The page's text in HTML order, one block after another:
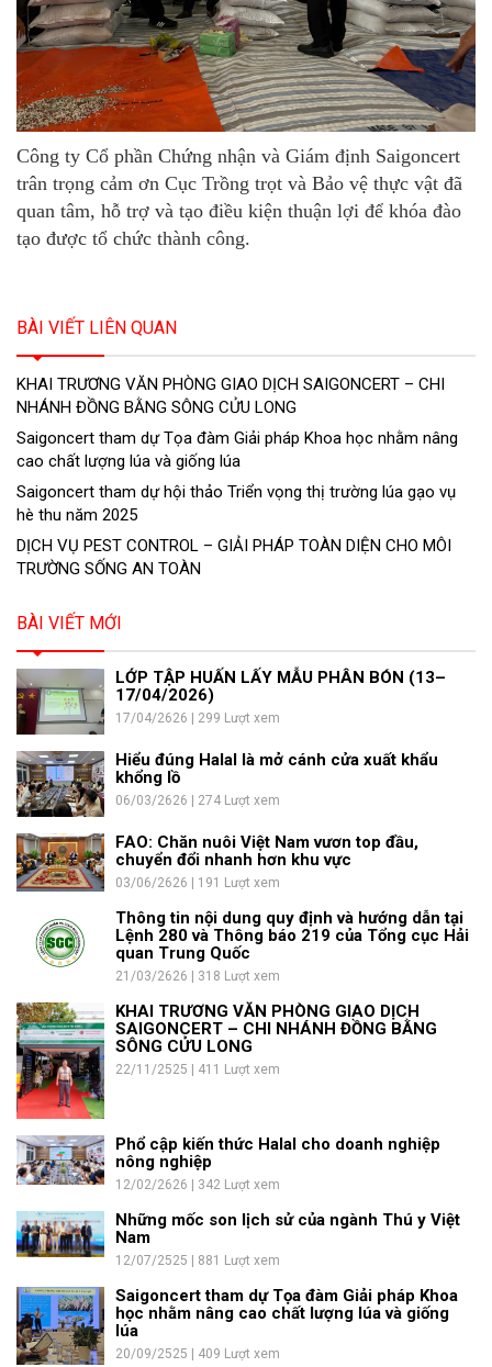
Công ty Cổ phần Chứng nhận và Giám định Saigoncert
trân trọng cảm ơn Cục Trồng trọt và Bảo vệ thực vật đã
quan tâm, hỗ trợ và tạo điều kiện thuận lợi để khóa đào
tạo được tổ chức thành công.
BÀI VIẾT LIÊN QUAN
KHAI TRƯƠNG VĂN PHÒNG GIAO DỊCH SAIGONCERT – CHI
NHÁNH ĐỒNG BẰNG SÔNG CỬU LONG
Saigoncert tham dự Tọa đàm Giải pháp Khoa học nhằm nâng
cao chất lượng lúa và giống lúa
Saigoncert tham dự hội thảo Triển vọng thị trường lúa gạo vụ
hè thu năm 2025
DỊCH VỤ PEST CONTROL – GIẢI PHÁP TOÀN DIỆN CHO MÔI
TRƯỜNG SỐNG AN TOÀN
BÀI VIẾT MỚI
LỚP TẬP HUẤN LẤY MẪU PHÂN BÓN (13–
17/04/2026)
17/04/2626 | 299 Lượt xem
Hiểu đúng Halal là mở cánh cửa xuất khẩu
khổng lồ
06/03/2626 | 274 Lượt xem
FAO: Chăn nuôi Việt Nam vươn top đầu,
chuyển đổi nhanh hơn khu vực
03/06/2626 | 191 Lượt xem
Thông tin nội dung quy định và hướng dẫn tại
Lệnh 280 và Thông báo 219 của Tổng cục Hải
quan Trung Quốc
21/03/2626 | 318 Lượt xem
KHAI TRƯƠNG VĂN PHÒNG GIAO DỊCH
SAIGONCERT – CHI NHÁNH ĐỒNG BẰNG
SÔNG CỬU LONG
22/11/2525 | 411 Lượt xem
Phổ cập kiến thức Halal cho doanh nghiệp
nông nghiệp
12/02/2626 | 342 Lượt xem
Những mốc son lịch sử của ngành Thú y Việt
Nam
12/07/2525 | 881 Lượt xem
Saigoncert tham dự Tọa đàm Giải pháp Khoa
học nhằm nâng cao chất lượng lúa và giống
lúa
20/09/2525 | 409 Lượt xem